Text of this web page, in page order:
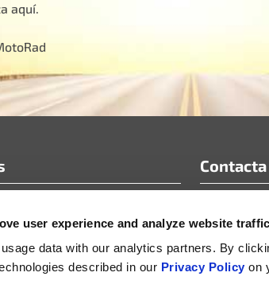
user experience and analyze website
data with our analytics partners. By
described in our Privacy Policyon
aquí.
y documentos técnicos
de prensa
+1-888-